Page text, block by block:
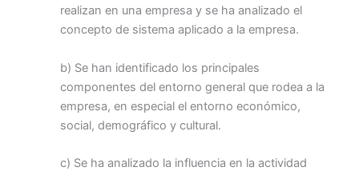
realizan en una empresa y se ha analizado el
concepto de sistema aplicado a la empresa.
b) Se han identificado los principales
componentes del entorno general que rodea a la
empresa, en especial el entorno económico,
social, demográfico y cultural.
c) Se ha analizado la influencia en la actividad